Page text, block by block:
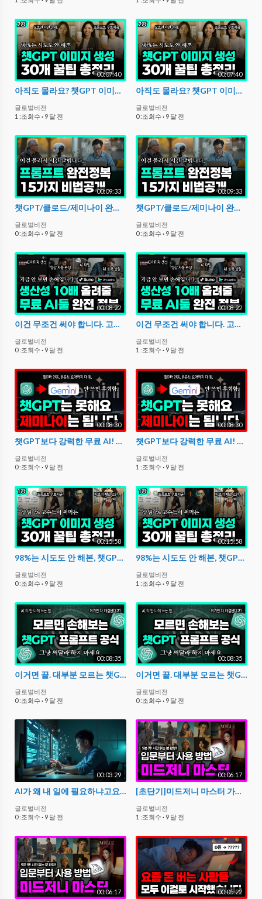
00:07:40
아직도 몰라요? 챗GPT 이미지 ‘제대로’ 써먹는 핵꿀팁 총정리.
글로벌비전
1 :조회수 · 9 달 전
00:07:40
아직도 몰라요? 챗GPT 이미지 ‘제대로’ 써먹는 핵꿀팁 총정리.
글로벌비전
0 :조회수 · 9 달 전
00:09:33
챗GPT/클로드/제미나이 완벽 대응. 최고의 프롬프트 공식 15가지. (프롬프트 무료 배포)
글로벌비전
0 :조회수 · 9 달 전
00:09:33
챗GPT/클로드/제미나이 완벽 대응. 최고의 프롬프트 공식 15가지. (프롬프트 무료 배포)
글로벌비전
0 :조회수 · 9 달 전
00:08:22
이건 무조건 써야 합니다. 고수들이 몰래 쓰는 무료 AI 툴 총정리 | 영상·음성·이미지까지 전부 자동화! (흔한 툴 ❌)
글로벌비전
0 :조회수 · 9 달 전
00:08:22
이건 무조건 써야 합니다. 고수들이 몰래 쓰는 무료 AI 툴 총정리 | 영상·음성·이미지까지 전부 자동화! (흔한 툴 ❌)
글로벌비전
1 :조회수 · 9 달 전
00:08:30
챗GPT보다 강력한 무료 AI! 제미나이 기능 총정리 [ChatGPT vs Gemini]
글로벌비전
0 :조회수 · 9 달 전
00:08:30
챗GPT보다 강력한 무료 AI! 제미나이 기능 총정리 [ChatGPT vs Gemini]
글로벌비전
1 :조회수 · 9 달 전
00:15:58
98%는 시도도 안 해본, 챗GPT 이미지 ‘제대로’ 써먹는 30가지 방법
글로벌비전
0 :조회수 · 9 달 전
00:15:58
98%는 시도도 안 해본, 챗GPT 이미지 ‘제대로’ 써먹는 30가지 방법
글로벌비전
1 :조회수 · 9 달 전
00:08:35
이거면 끝. 대부분 모르는 챗GPT 프롬프트 공식. [프롬프트 무료공유]
글로벌비전
0 :조회수 · 9 달 전
00:08:35
이거면 끝. 대부분 모르는 챗GPT 프롬프트 공식. [프롬프트 무료공유]
글로벌비전
0 :조회수 · 9 달 전
00:03:29
AI가 왜 내 일에 필요하냐고요? - 지금 안 배우면 늦습니다 – ‘생성형 AI’, 어디까지 왔을까?
글로벌비전
0 :조회수 · 9 달 전
00:06:17
[초단기]미드저니 마스터 가이드 - 초고퀄 이미지, 실패없는 프롬프트 작성법, AI 모델 제작
글로벌비전
1 :조회수 · 9 달 전
00:06:17 00:05:22